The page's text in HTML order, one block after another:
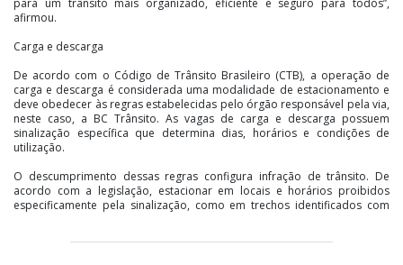
afirmou.
Carga e descarga
De acordo com o Código de Trânsito Brasileiro (CTB), a operação de
carga e descarga é considerada uma modalidade de estacionamento e
deve obedecer às regras estabelecidas pelo órgão responsável pela via,
neste caso, a BC Trânsito. As vagas de carga e descarga possuem
sinalização específica que determina dias, horários e condições de
utilização.
O descumprimento dessas regras configura infração de trânsito. De
acordo com a legislação, estacionar em locais e horários proibidos
especificamente pela sinalização, como em trechos identificados com